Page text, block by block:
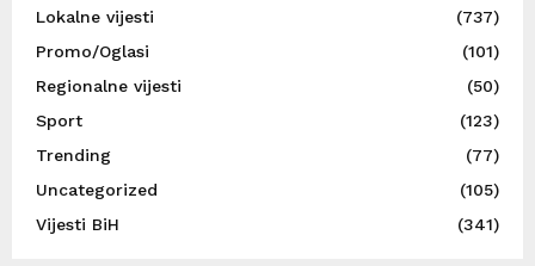
Lokalne vijesti
(737)
Promo/Oglasi
(101)
Regionalne vijesti
(50)
Sport
(123)
Trending
(77)
Uncategorized
(105)
Vijesti BiH
(341)